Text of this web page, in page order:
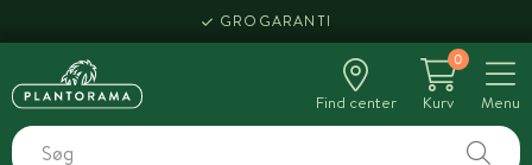
GROGARANTI
Find center
0
Kurv
Menu